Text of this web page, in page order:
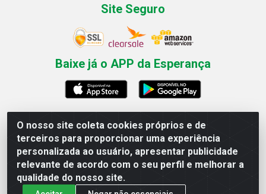
O nosso site coleta cookies próprios e de
terceiros para proporcionar uma experiência
personalizada ao usuário, apresentar publicidade
relevante de acordo com o seu perfil e melhorar a
qualidade do nosso site.
Site Seguro
Baixe já o APP da Esperança
Esperança Nordeste - Rua Professor Caldas Filho, 291 -
Estância - Recife / PE CEP: 50771-335 - CNPJ
03.666.136/0001-23